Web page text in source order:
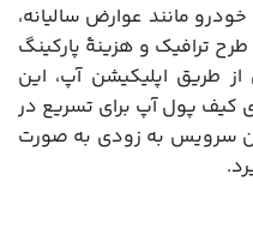
مانند عوارض سالیانه،
ترافیک و هزینۀ پارکینگ
از طریق اپلیکیشن آپ، این
کیف پول آپ برای تسریع در
سرویس به زودی به صورت